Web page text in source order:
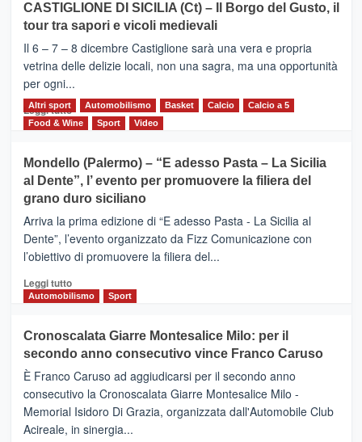
MOIO
ALCANTARA
–
Vivicittà,
alla
scoperta
del
territorio,
e
messaggi
di
CASTIGLIONE DI SICILIA (Ct) – Il Borgo del Gusto, il
tour tra sapori e vicoli medievali
Il 6 – 7 – 8 dicembre Castiglione sarà una vera e propria
vetrina delle delizie locali, non una sagra, ma una opportunità
per ogni...
Leggi tuttoLeggi
di
CASTIGLIONE
DI
SICILIA
(Ct)
–
Il
Borgo
Gusto,
il
tra
sapori
vicoli
medievali
Altri sport Automobilismo Basket Calcio
Calcio a 5
Food & Wine
Sport Video
Mondello (Palermo) – “E adesso Pasta – La Sicilia
al Dente”, l’ evento per promuovere la filiera del
grano duro siciliano
Arriva la prima edizione di “E adesso Pasta - La Sicilia al
Dente”, l’evento organizzato da Fizz Comunicazione con
l’obiettivo di promuovere la filiera del...
Leggi tuttoLeggi
di
Mondello
(Palermo)
–
“E
adesso
Pasta
–
Automobilismo Sport
Cronoscalata Giarre Montesalice Milo: per il
secondo anno consecutivo vince Franco Caruso
È Franco Caruso ad aggiudicarsi per il secondo anno
consecutivo la Cronoscalata Giarre Montesalice Milo -
Memorial Isidoro Di Grazia, organizzata dall'Automobile Club
Acireale, in sinergia...